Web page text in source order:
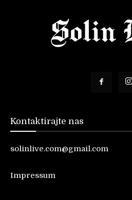
Kontaktirajte nas
solinlive.com@gmail.com
Impressum